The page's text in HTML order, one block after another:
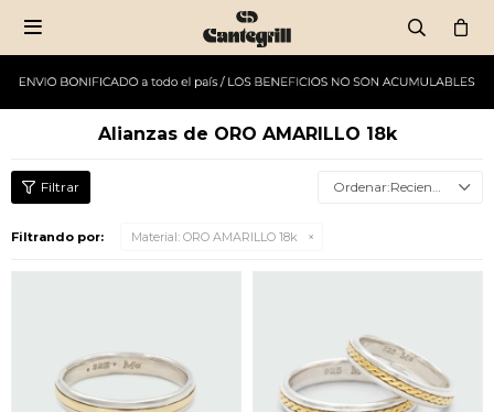

Alianzas de ORO AMARILLO 18k
Recientes
Filtrando por: Material: ORO AMARILLO 18k